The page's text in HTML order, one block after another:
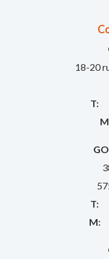
18-20
T:
T:
M: